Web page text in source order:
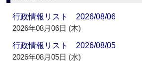
行政情報リスト 2026/08/06
2026年08月06日 (木)
行政情報リスト 2026/08/05
2026年08月05日 (水)